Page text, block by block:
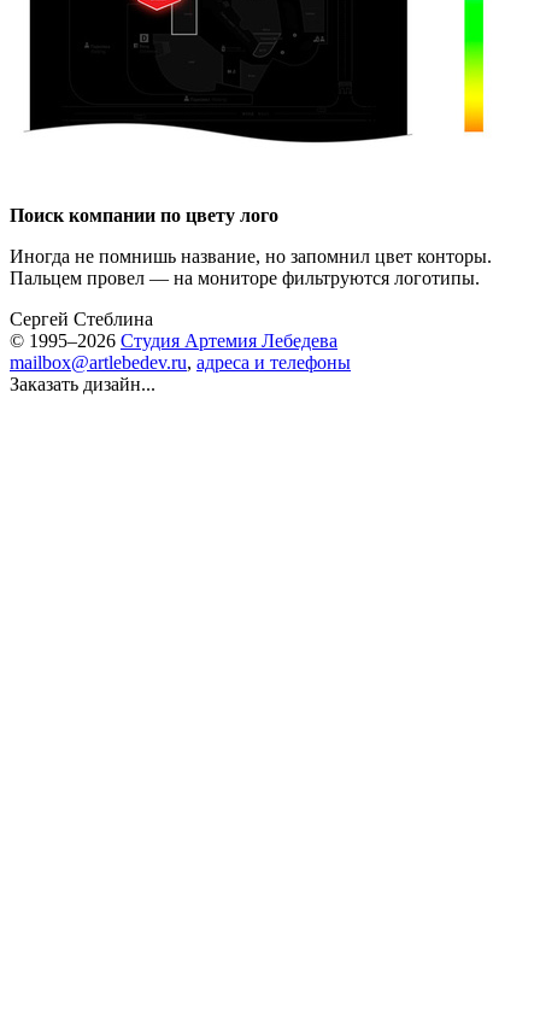
Поиск компании по цвету лого
Иногда не помнишь название, но запомнил цвет конторы.
Пальцем провел — на мониторе фильтруются логотипы.
Сергей Стеблина
© 1995–2026 Студия Артемия Лебедева
mailbox@artlebedev.ru, адреса и телефоны
Заказать дизайн...